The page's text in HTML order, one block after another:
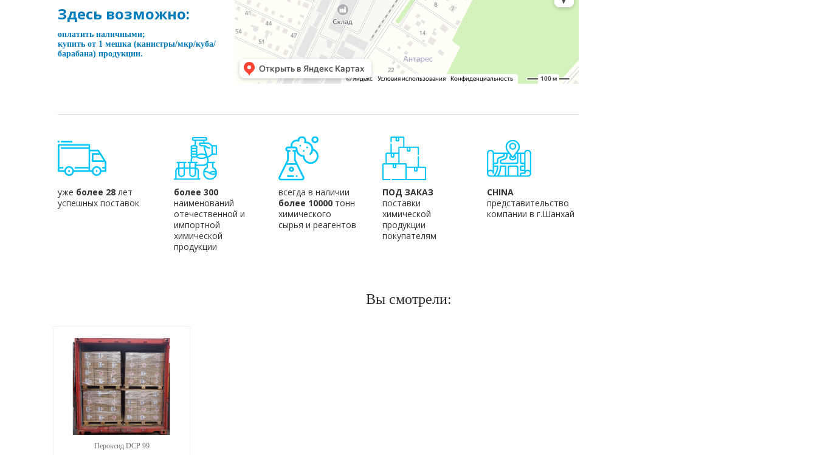
Здесь возможно:
оплатить наличными;
купить от 1 мешка (канистры/мкр/куба/
барабана) продукции.
уже более 28 лет
успешных поставок
более 300
наименований
отечественной и
импортной
химической
продукции
всегда в наличии
более 10000тонн
химического
сырья и реагентов
ПОД ЗАКАЗ
поставки
химической
продукции
покупателям
CHINA
представительство
компании в г.Шанхай
Вы смотрели:
Пероксид DCP 99